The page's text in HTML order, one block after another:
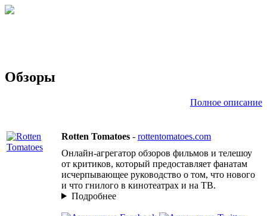
Обзоры
Полное описание
Rotten Tomatoes - rottentomatoes.com
Онлайн-агрегатор обзоров фильмов и телешоу
от критиков, который предоставляет фанатам
исчерпывающее руководство о том, что нового
и что гнилого в кинотеатрах и на ТВ.
Подробнее